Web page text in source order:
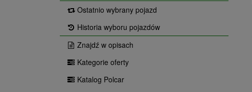
Ostatnio wybrany pojazd
Historia wyboru pojazdów
Znajdź w opisach
Kategorie oferty
Katalog Polcar